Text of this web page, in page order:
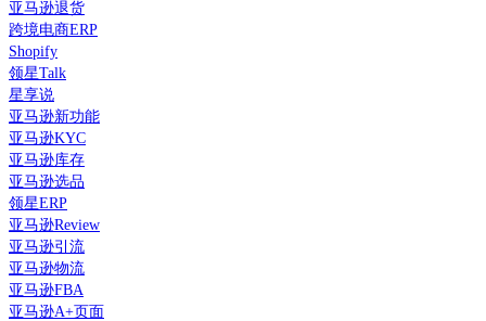
亚马逊退货
跨境电商ERP
Shopify
领星Talk
星享说
亚马逊新功能
亚马逊KYC
亚马逊库存
亚马逊选品
领星ERP
亚马逊Review
亚马逊引流
亚马逊物流
亚马逊FBA
亚马逊A+页面